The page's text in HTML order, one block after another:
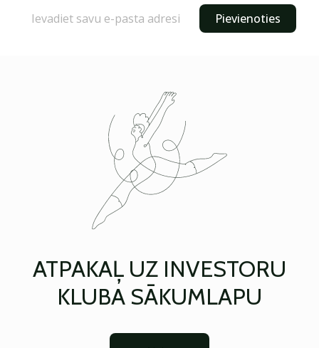
Pievienoties
ATPAKAĻ UZ INVESTORU
KLUBA SĀKUMLAPU